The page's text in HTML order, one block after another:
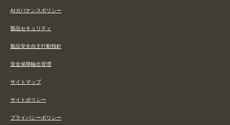
AIガバナンスポリシー
製品セキュリティ
製品安全自主行動指針
安全保障輸出管理
サイトマップ
サイトポリシー
プライバシーポリシー